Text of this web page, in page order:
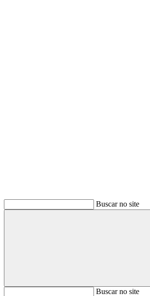
Buscar no site
BuscarBuscar no site